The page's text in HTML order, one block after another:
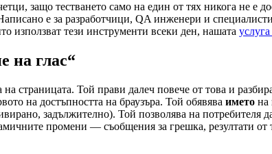
защо тестването само на един от тях никога не е
е за разработчици, QA инженери и
използват тези инструменти всеки ден, нашата
на глас“
страницата. Той прави далеч повече от това и
на достъпността на браузъра. Той обявява името на
задължително). Той позволява на потребителя
промени — съобщения за грешка, резултати от